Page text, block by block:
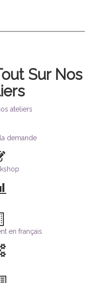
Sur Nos
ateliers
demande
en français